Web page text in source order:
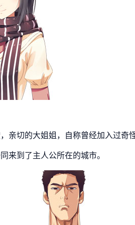
亲切的大姐姐，自称曾经加入过奇
来到了主人公所在的城市。